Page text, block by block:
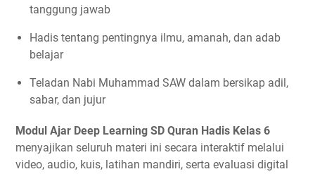
tanggung jawab
Hadis tentang pentingnya ilmu, amanah, dan adab
belajar
Teladan Nabi Muhammad SAW dalam bersikap adil,
sabar, dan jujur
Modul Ajar Deep Learning SD Quran Hadis Kelas 6
menyajikan seluruh materi ini secara interaktif melalui
video, audio, kuis, latihan mandiri, serta evaluasi digital